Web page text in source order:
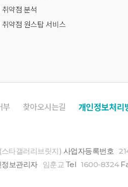
취약점 분석
취약점 원스탑 서비스
부 찾아오시는길 개인정보처리
타갤러리브릿지) 사업자등록번호
정보관리자 임훈교 Tel 1600-8324